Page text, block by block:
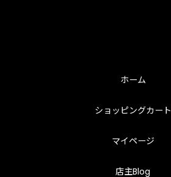
ホーム
ショッピングカート
マイページ
店主Blog